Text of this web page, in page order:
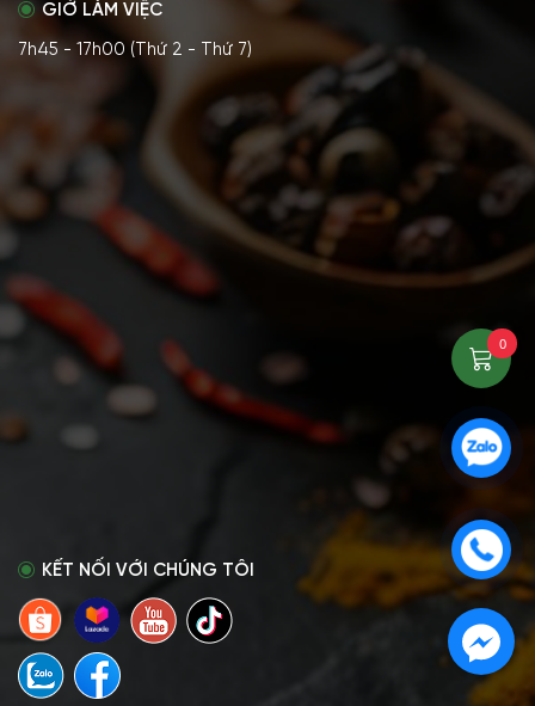
GIỜ LÀM VIỆC
7h45 - 17h00 (Thứ 2 - Thứ 7)
KẾT NỐI VỚI CHÚNG TÔI
0